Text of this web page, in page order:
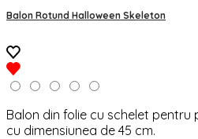
Balon Rotund Halloween Skeleton
Balon din folie cu schelet pentru
cu dimensiunea de 45 cm.